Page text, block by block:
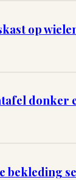
op
donker
bekleding